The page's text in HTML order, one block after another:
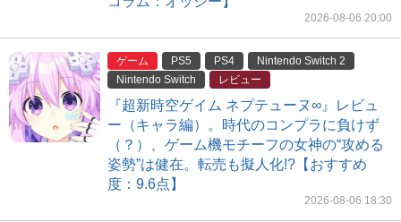
2026-08-06 20:00
ゲーム PS5 PS4
Nintendo Switch 2
Nintendo Switch
レビュー
『超新時空ゲイム ネプテューヌ∞』レビュ
ー（キャラ編）。時代のコンプラに負けず
（？）、ゲーム機モチーフの女神の“攻める
姿勢”は健在。転売も擬人化!?【おすすめ
度：9.6点】
2026-08-06 18:30